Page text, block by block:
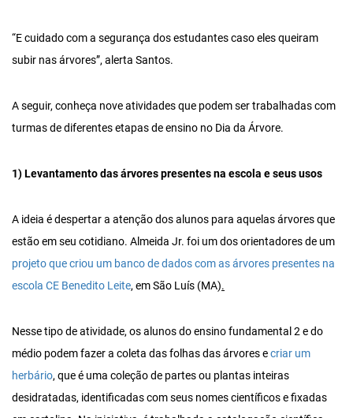
“E cuidado com a segurança dos estudantes caso eles queiram
subir nas árvores”, alerta Santos.
A seguir, conheça nove atividades que podem ser trabalhadas com
turmas de diferentes etapas de ensino no Dia da Árvore.
1) Levantamento das árvores presentes na escola e seus usos
A ideia é despertar a atenção dos alunos para aquelas árvores que
estão em seu cotidiano. Almeida Jr. foi um dos orientadores de um
projeto que criou um banco de dados com as árvores presentes na
escola CE Benedito Leite, em São Luís (MA).
Nesse tipo de atividade, os alunos do ensino fundamental 2 e do
médio podem fazer a coleta das folhas das árvores ecriar um
herbário, que é uma coleção de partes ou plantas inteiras
desidratadas, identificadas com seus nomes científicos e fixadas